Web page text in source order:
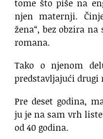
tome što piše na
njen maternji.
žena“, bez obzira
romana.
Tako o njenom
predstavljajući drugi
Pre deset godina,
ju je na sam vrh
od 40 godina.